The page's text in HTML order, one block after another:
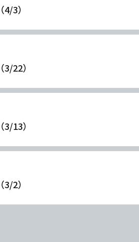
3）
22）
13）
2）
専門学校
専門学校
専門学校
専門学校